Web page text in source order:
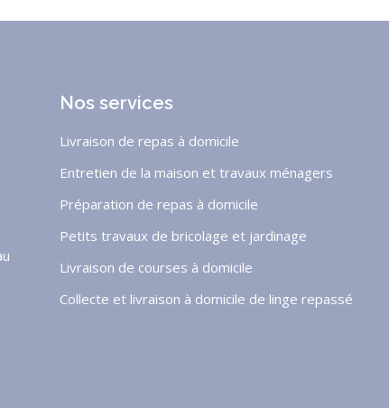
Nos services
Livraison de repas à domicile
Entretien de la maison et travaux ménagers
Préparation de repas à domicile
Petits travaux de bricolage et jardinage
Livraison de courses à domicile
Collecte et livraison à domicile de linge repassé